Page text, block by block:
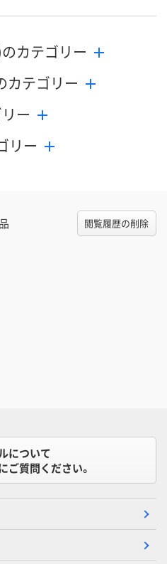
カテゴリー
カテゴリー
ー
リー
閲覧履歴の削除
について
ご質問ください。